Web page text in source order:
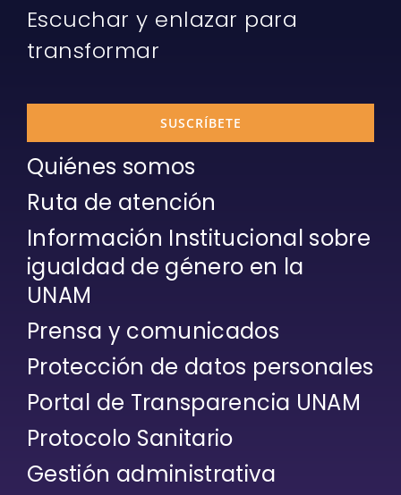
Escuchar y enlazar para
transformar
SUSCRÍBETE
Quiénes somos
Ruta de atención
Información Institucional sobre
igualdad de género en la
UNAM
Prensa y comunicados
Protección de datos personales
Portal de Transparencia UNAM
Protocolo Sanitario
Gestión administrativa